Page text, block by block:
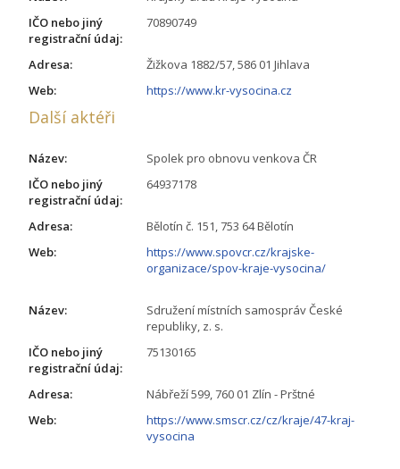
IČO nebo jiný
registrační údaj:
70890749
Adresa:
Žižkova 1882/57, 586 01 Jihlava
Web:
https://www.kr-vysocina.cz
Další aktéři
Název:
Spolek pro obnovu venkova ČR
IČO nebo jiný
registrační údaj:
64937178
Adresa:
Bělotín č. 151, 753 64 Bělotín
Web:
https://www.spovcr.cz/krajske-
organizace/spov-kraje-vysocina/
Název:
Sdružení místních samospráv České
republiky, z. s.
IČO nebo jiný
registrační údaj:
75130165
Adresa:
Nábřeží 599, 760 01 Zlín - Prštné
Web:
https://www.smscr.cz/cz/kraje/47-kraj-
vysocina